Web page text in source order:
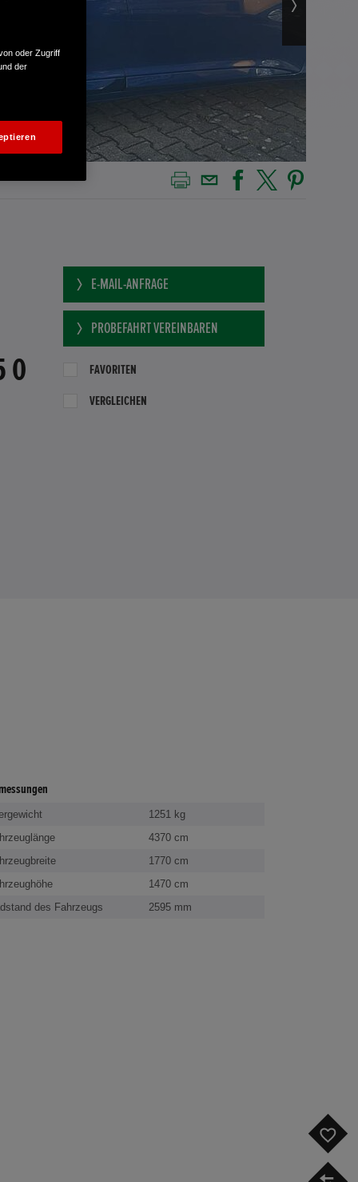
0
E-MAIL-ANFRAGE
PROBEFAHRT VEREINBAREN
FAVORITEN
VERGLEICHEN
1251 kg
4370 cm
1770 cm
1470 cm
des Fahrzeugs
2595 mm
oder Zugriff
der